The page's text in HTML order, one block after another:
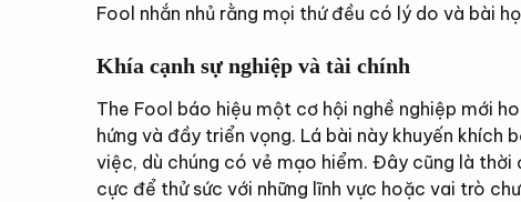
Fool nhắn nhủ rằng mọi thứ đều có lý do và bài
Khía cạnh sự nghiệp và tài chính
The Fool báo hiệu một cơ hội nghề nghiệp mới
hứng và đầy triển vọng. Lá bài này khuyến khích
việc, dù chúng có vẻ mạo hiểm. Đây cũng là
cực để thử sức với những lĩnh vực hoặc vai trò